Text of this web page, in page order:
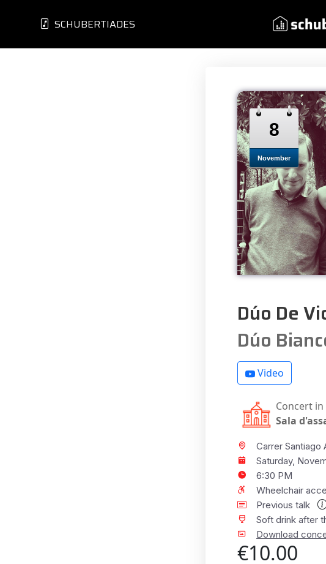
SCHUBERTIADES
8
November
Dúo De
Dúo
Video
Concert in
Sala
Carrer
Saturday,
6:30 PM
Wheelchair
Previous talk
Soft drink after
Download
€10.00